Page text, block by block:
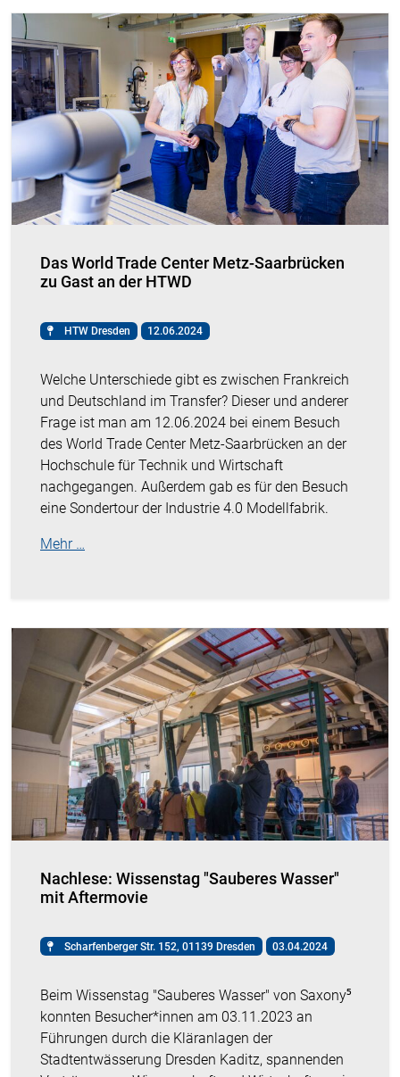
Das World Trade Center Metz-Saarbrücken
zu Gast an der HTWD
HTW Dresden 12.06.2024
Welche Unterschiede gibt es zwischen Frankreich
und Deutschland im Transfer? Dieser und anderer
Frage ist man am 12.06.2024 bei einem Besuch
des World Trade Center Metz-Saarbrücken an der
Hochschule für Technik und Wirtschaft
nachgegangen. Außerdem gab es für den Besuch
eine Sondertour der Industrie 4.0 Modellfabrik.
Mehr …
Nachlese: Wissenstag "Sauberes Wasser"
mit Aftermovie
Scharfenberger Str. 152, 01139 Dresden 03.04.2024
Beim Wissenstag "Sauberes Wasser" von Saxony⁵
konnten Besucher*innen am 03.11.2023 an
Führungen durch die Kläranlagen der
Stadtentwässerung Dresden Kaditz, spannenden